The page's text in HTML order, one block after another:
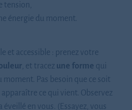
tension,
énergie du moment.
et accessible : prenez votre
, et tracez une forme qui
Pas besoin que ce soit
ce qui vient. Observez
éveillé en vous. (Essayez, vous